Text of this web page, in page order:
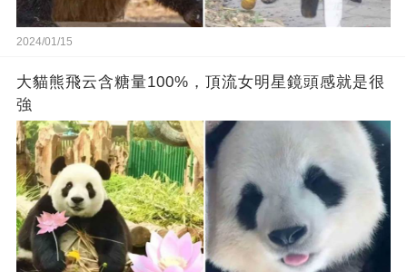
2024/01/15
大貓熊飛云含糖量100%，頂流女明星鏡頭感就是很
強